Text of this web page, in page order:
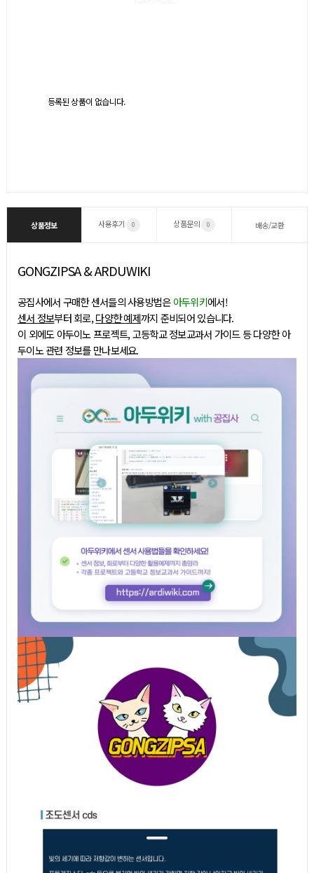
등록된 상품이 없습니다.
상품정보 사용후기 0 상품문의 0 배송/교환
GONGZIPSA & ARDUWIKI
공집사에서 구매한 센서들의 사용방법은아두위키에서!
센서 정보부터 회로,다양한 예제까지 준비되어 있습니다.
이 외에도 아두이노 프로젝트, 고등학교 정보교과서 가이드 등 다양한 아
두이노 관련 정보를 만나보세요.